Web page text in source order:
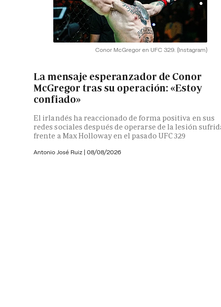
Conor McGregor en UFC 329. (Instagram)
La mensaje esperanzador de Conor
McGregor tras su operación: «Estoy
confiado»
El irlandés ha reaccionado de forma positiva en sus
redes sociales después de operarse de la lesión
frente a Max Holloway en el pasado UFC 329
Antonio José Ruiz | 08/08/2026